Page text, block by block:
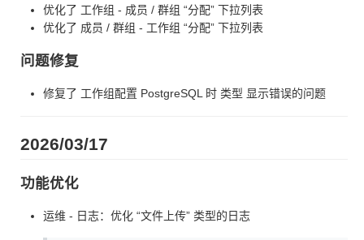
优化了 工作组 - 成员 / 群组 “分配” 下拉列表
优化了 成员 / 群组 - 工作组 “分配” 下拉列表
问题修复
修复了 工作组配置 PostgreSQL 时 类型 显示错误的问题
2026/03/17
功能优化
运维 - 日志：优化 “文件上传” 类型的日志